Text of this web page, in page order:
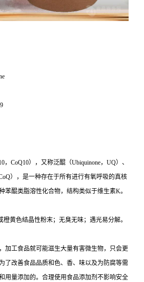
，CoQ10），又称泛醌（Ubiquinone，UQ）、
），是一种存在于所有进行有氧呼吸的真核
苯醌类脂溶性化合物，结构类似于维生素K。
橙黄色结晶性粉末；无臭无味；遇光易分解。
加工食品就可能滋生大量有害微生物，只会更
了改善食品品质和色、香、味以及为防腐等需
用量添加的。合理使用食品添加剂不影响安全